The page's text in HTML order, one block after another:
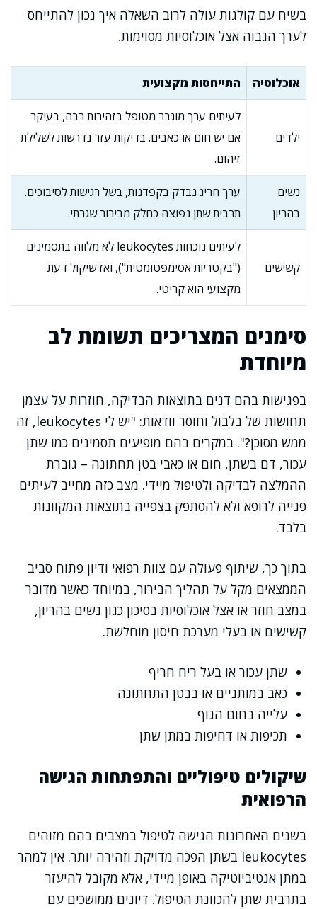
בשיח עם קולגות עולה לרוב השאלה איך נכון להתייחס
לערך הגבוה אצל אוכלוסיות מסוימות.
אוכלוסיה התייחסות מקצועית
ילדים
לעיתים ערך מוגבר מטופל בזהירות רבה, בעיקר
אם יש חום או כאבים. בדיקות עזר נדרשות לשלילת
זיהום.
נשים
בהריון
ערך חריג נבדק בקפדנות, בשל רגישות לסיבוכים.
תרבית שתן נפוצה כחלק מבירור שגרתי.
קשישים
לעיתים נוכחות leukocytes לא מלווה בתסמינים
("בקטריות אסימפטומטית"), ואז שיקול דעת
מקצועי הוא קריטי.
סימנים המצריכים תשומת לב
מיוחדת
בפגישות בהם דנים בתוצאות הבדיקה, חוזרות על עצמן
תחושות של בלבול וחוסר וודאות: "יש לי leukocytes, זה
ממש מסוכן?". במקרים בהם מופיעים תסמינים כמו שתן
עכור, דם בשתן, חום או כאבי בטן תחתונה – גוברת
ההמלצה לבדיקה ולטיפול מיידי. מצב כזה מחייב לעיתים
פנייה לרופא ולא להסתפק בצפייה בתוצאות המקוונות
בלבד.
בתוך כך, שיתוף פעולה עם צוות רפואי ודיון פתוח סביב
הממצאים מקל על תהליך הבירור, במיוחד כאשר מדובר
במצב חוזר או אצל אוכלוסיות בסיכון כגון נשים בהריון,
קשישים או בעלי מערכת חיסון מוחלשת.
שתן עכור או בעל ריח חריף
כאב במותניים או בבטן התחתונה
עלייה בחום הגוף
תכיפות או דחיפות במתן שתן
שיקולים טיפוליים והתפתחות הגישה
הרפואית
בשנים האחרונות הגישה לטיפול במצבים בהם מזוהים
leukocytes בשתן הפכה מדויקת וזהירה יותר. אין למהר
במתן אנטיביוטיקה באופן מיידי, אלא מקובל להיעזר
בתרבית שתן להכוונת הטיפול. דיונים ממושכים עם